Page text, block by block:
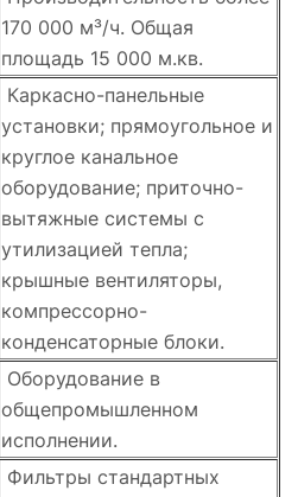
170 000 м³/ч. Общая
площадь 15 000 м.кв.
Каркасно-панельные
установки; прямоугольное и
круглое канальное
оборудование; приточно-
вытяжные системы с
утилизацией тепла;
крышные вентиляторы,
компрессорно-
конденсаторные блоки.
Оборудование в
общепромышленном
исполнении.
Фильтры стандартных